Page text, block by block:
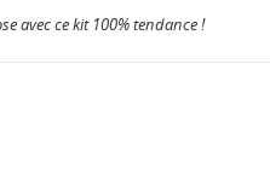
avec ce kit 100% tendance !